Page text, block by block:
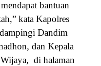
bantuan
kata Kapolres
Dandim
dan Kepala
di halaman